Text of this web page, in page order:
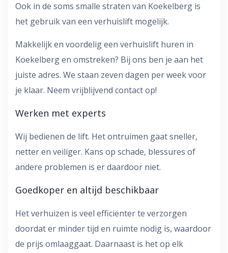
Ook in de soms smalle straten van Koekelberg is
het gebruik van een verhuislift mogelijk.
Makkelijk en voordelig een verhuislift huren in
Koekelberg en omstreken? Bij ons ben je aan het
juiste adres. We staan zeven dagen per week voor
je klaar. Neem vrijblijvend contact op!
Werken met experts
Wij bedienen de lift. Het ontruimen gaat sneller,
netter en veiliger. Kans op schade, blessures of
andere problemen is er daardoor niet.
Goedkoper en altijd beschikbaar
Het verhuizen is veel efficiënter te verzorgen
doordat er minder tijd en ruimte nodig is, waardoor
de prijs omlaaggaat. Daarnaast is het op elk